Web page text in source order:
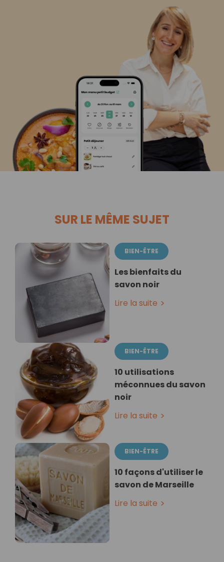
SUR LE MÊME SUJET
BIEN-ÊTRE
Les bienfaits du
savon noir
Lire la suite
BIEN-ÊTRE
10 utilisations
méconnues du savon
noir
Lire la suite
BIEN-ÊTRE
10 façons d'utiliser le
savon de Marseille
Lire la suite